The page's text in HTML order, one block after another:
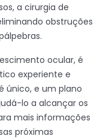
a cirurgia de
obstruções
ocular, é
experiente e
único, e um plano
lo a alcançar os
mais informações
próximas